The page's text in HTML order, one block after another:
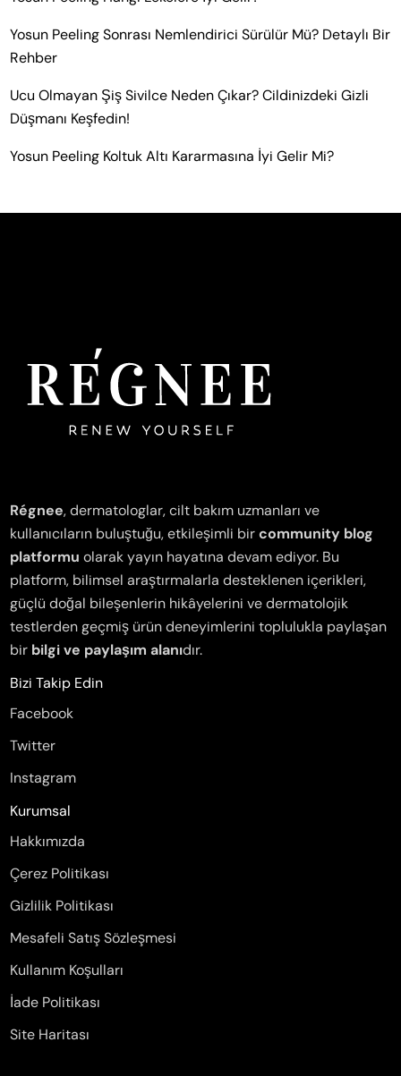
Yosun Peeling Sonrası Nemlendirici Sürülür Mü? Detaylı Bir
Rehber
Ucu Olmayan Şiş Sivilce Neden Çıkar? Cildinizdeki Gizli
Düşmanı Keşfedin!
Yosun Peeling Koltuk Altı Kararmasına İyi Gelir Mi?
Régnee, dermatologlar, cilt bakım uzmanları ve
kullanıcıların buluştuğu, etkileşimli bircommunity blog
platformu olarak yayın hayatına devam ediyor. Bu
platform, bilimsel araştırmalarla desteklenen içerikleri,
güçlü doğal bileşenlerin hikâyelerini ve dermatolojik
testlerden geçmiş ürün deneyimlerini toplulukla paylaşan
bir bilgi ve paylaşım alanıdır.
Bizi Takip Edin
Facebook
Twitter
Instagram
Kurumsal
Hakkımızda
Çerez Politikası
Gizlilik Politikası
Mesafeli Satış Sözleşmesi
Kullanım Koşulları
İade Politikası
Site Haritası